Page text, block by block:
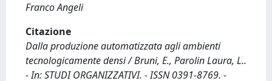
Franco Angeli
Citazione
Dalla produzione automatizzata agli ambienti
tecnologicamente densi / Bruni, E., Parolin Laura, L..
- In: STUDI ORGANIZZATIVI. - ISSN 0391-8769. -